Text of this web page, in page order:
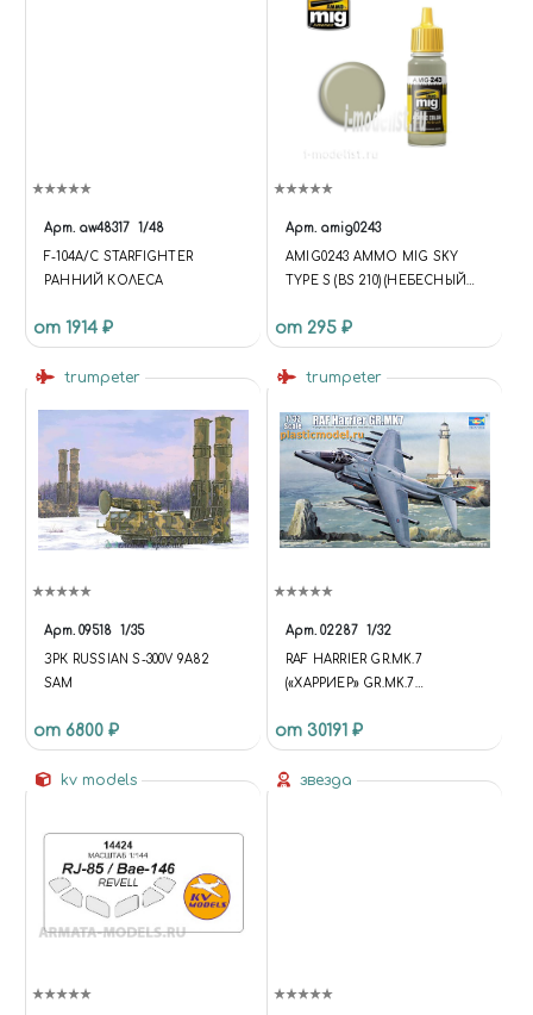
Арт. aw48317 1/48
F-104A/C STARFIGHTER
РАННИЙ КОЛЕСА
от 1914 ₽
Арт. amig0243
AMIG0243 AMMO MIG SKY
TYPE S (BS 210) (НЕБЕСНЫЙ
от 295 ₽
trumpeter
Арт. 09518 1/35
ЗРК RUSSIAN S-300V 9A82
SAM
от 6800 ₽
trumpeter
Арт. 02287 1/32
RAF HARRIER GR.MK.7
(«ХАРРИЕР» GR.MK.7
от 30191 ₽
kv models звезда